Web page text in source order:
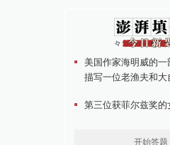
美国作家海明威的一
描写一位老渔夫和大
第三位获菲尔兹奖的
开始答题